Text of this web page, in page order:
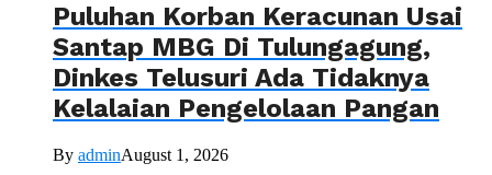
Puluhan Korban Keracunan Usai
Santap MBG Di Tulungagung,
Dinkes Telusuri Ada Tidaknya
Kelalaian Pengelolaan Pangan
By adminAugust 1, 2026